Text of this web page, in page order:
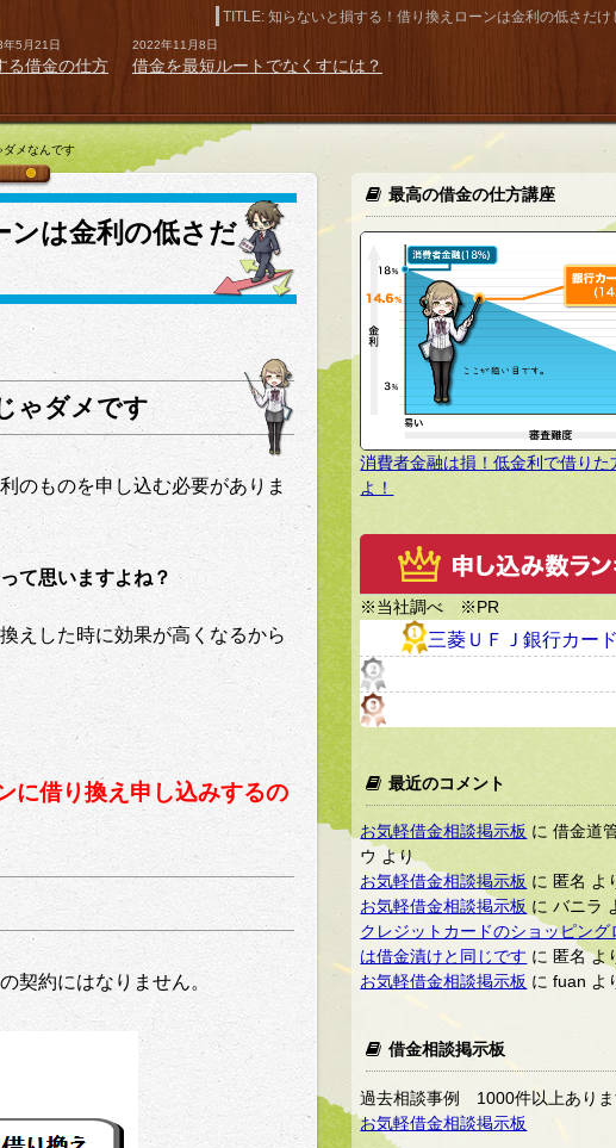
5月21日
る借金の仕方
2022年11月8日
借金を最短ルートでなくすには？
ダメなんです
ンは金利の低さだ
ゃダメです
のものを申し込む必要がありま
て思いますよね？
えした時に効果が高くなるから
に借り換え申し込みするの
契約にはなりません。
最高の借金の仕方講座
消費者金融は損！低金利で借りた
よ！
※当社調べ ※PR
三菱ＵＦＪ銀行カー
最近のコメント
お気軽借金相談掲示板 に借金道
ウ より
お気軽借金相談掲示板 に 匿名 よ
お気軽借金相談掲示板 にバニラ
クレジットカードのショッピング
は借金漬けと同じです に 匿名よ
お気軽借金相談掲示板 にfuan よ
借金相談掲示板
過去相談事例 1000件以上ありま
お気軽借金相談掲示板
知らないと損する！借り換えローンは金利の低さだ